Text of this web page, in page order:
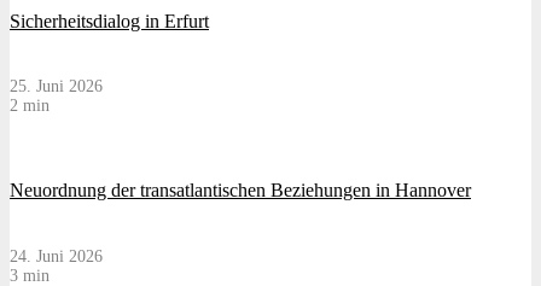
Sicherheitsdialog in Erfurt
25. Juni 2026
2 min
Neuordnung der transatlantischen Beziehungen in Hannover
24. Juni 2026
3 min